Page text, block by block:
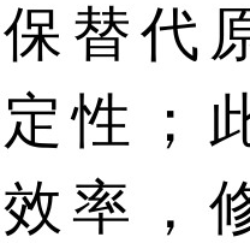
替代
性；
率，